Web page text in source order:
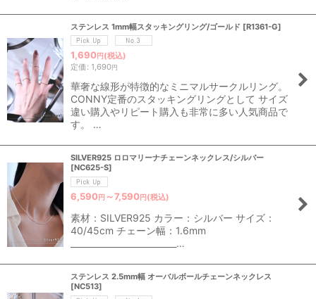
ステンレス 1mm幅スタッキングリング/ゴールド [R1361-G]
1,690円 (税込)
定価 : 1,690円
華奢な線形が特徴的なミニマルサークルリング。
CONNY定番のスタッキングリングとして サイズ
違い購入やリピート購入も非常に多い人気商品で
す。 …
SILVER925 ロロマリーナチェーンネックレス/シルバー
[NC625-S]
6,590円 ～7,590円(税込)
素材：SILVER925 カラー：シルバー サイズ：
40/45cm チェーン幅：1.6mm
_________________________…
ステンレス 2.5mm幅 オーバルボールチェーンネックレス
[NC513]